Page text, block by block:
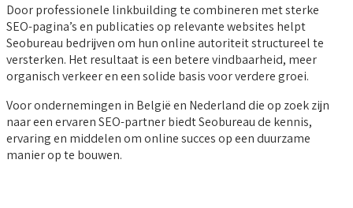
Door professionele linkbuilding te combineren met sterke
SEO-pagina’s en publicaties op relevante websites helpt
Seobureau bedrijven om hun online autoriteit structureel te
versterken. Het resultaat is een betere vindbaarheid, meer
organisch verkeer en een solide basis voor verdere groei.
Voor ondernemingen in België en Nederland die op zoek zijn
naar een ervaren SEO-partner biedt Seobureau de kennis,
ervaring en middelen om online succes op een duurzame
manier op te bouwen.